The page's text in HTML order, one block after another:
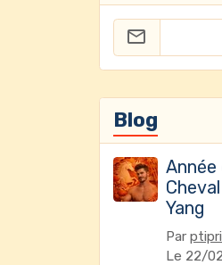
Blog
Année
Yang
Par
Le 22/